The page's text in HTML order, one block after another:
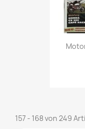
157 - 168 von 249